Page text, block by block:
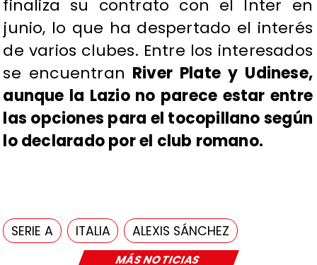
MÁS NOTICIAS
finaliza su contrato con el Inter en
junio, lo que ha despertado el interés
de varios clubes. Entre los interesados
se encuentran River Plate y Udinese,
aunque la Lazio no parece estar entre
las opciones para el tocopillano según
lo declarado por el club romano.
SERIE A ITALIA ALEXIS SÁNCHEZ